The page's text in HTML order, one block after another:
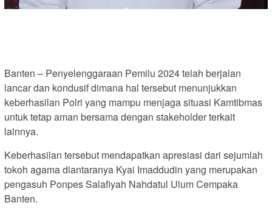
Banten – Penyelenggaraan Pemilu 2024 telah berjalan
lancar dan kondusif dimana hal tersebut menunjukkan
keberhasilan Polri yang mampu menjaga situasi Kamtibmas
untuk tetap aman bersama dengan stakeholder terkait
lainnya.
Keberhasilan tersebut mendapatkan apresiasi dari sejumlah
tokoh agama diantaranya Kyai Imaddudin yang merupakan
pengasuh Ponpes Salafiyah Nahdatul Ulum Cempaka
Banten.